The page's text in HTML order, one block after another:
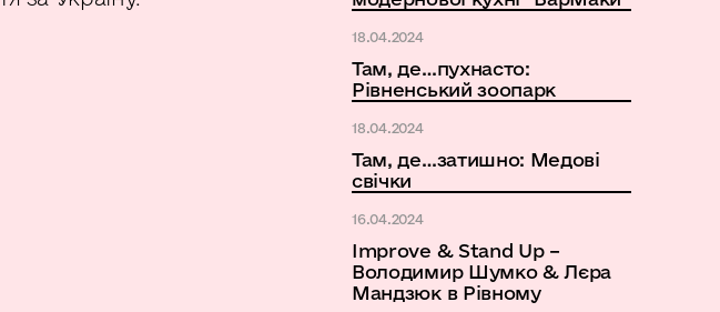
18.04.2024
Там, де…пухнасто:
Рівненський зоопарк
18.04.2024
Там, де…затишно: Медові
свічки
16.04.2024
Improve & Stand Up –
Володимир Шумко & Лєра
Мандзюк в Рівному